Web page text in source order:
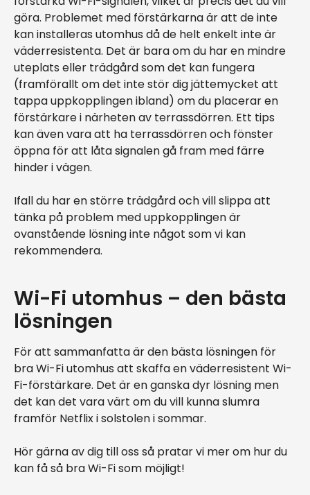
göra. Problemet med förstärkarna är att de inte
kan installeras utomhus då de helt enkelt inte är
väderresistenta. Det är bara om du har en mindre
uteplats eller trädgård som det kan fungera
(framförallt om det inte stör dig jättemycket att
tappa uppkopplingen ibland) om du placerar en
förstärkare i närheten av terrassdörren. Ett tips
kan även vara att ha terrassdörren och fönster
öppna för att låta signalen gå fram med färre
hinder i vägen.
Ifall du har en större trädgård och vill slippa att
tänka på problem med uppkopplingen är
ovanstående lösning inte något som vi kan
rekommendera.
Wi-Fi utomhus – den bästa
lösningen
För att sammanfatta är den bästa lösningen för
bra Wi-Fi utomhus att skaffa en väderresistent Wi-
Fi-förstärkare. Det är en ganska dyr lösning men
det kan det vara värt om du vill kunna slumra
framför Netflix i solstolen i sommar.
Hör gärna av dig till oss så pratar vi mer om hur du
kan få så bra Wi-Fi som möjligt!